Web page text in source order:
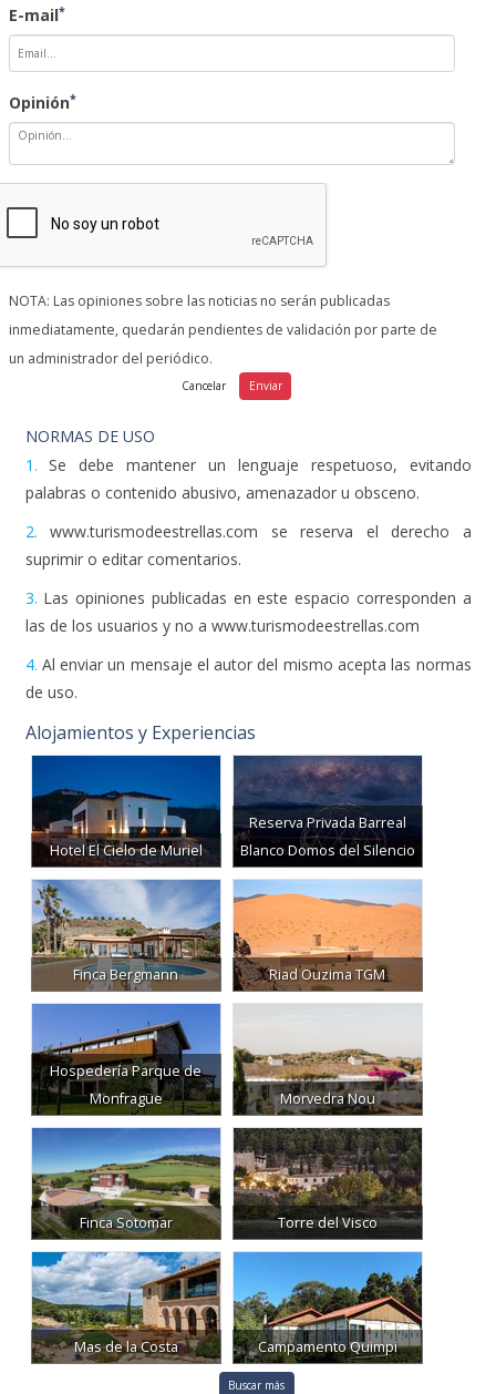
E-mail*
Opinión*
NOTA: Las opiniones sobre las noticias no serán publicadas
inmediatamente, quedarán pendientes de validación por parte de
un administrador del periódico.
NORMAS DE USO
1. Se debe mantener un lenguaje respetuoso, evitando
palabras o contenido abusivo, amenazador u obsceno.
2. www.turismodeestrellas.com se reserva el derecho a
suprimir o editar comentarios.
3. Las opiniones publicadas en este espacio corresponden a
las de los usuarios y no a www.turismodeestrellas.com
4. Al enviar un mensaje el autor del mismo acepta las normas
de uso.
Alojamientos y Experiencias
Hotel El Cielo de Muriel
Reserva Privada Barreal
Blanco Domos del Silencio
Finca Bergmann Riad Ouzima TGM
Hospedería Parque de
Monfragüe
Morvedra Nou
Finca Sotomar Torre del Visco
Mas de la Costa Campamento Quimpi
Buscar más